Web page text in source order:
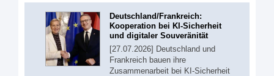
Deutschland/Frankreich:
Kooperation bei KI-Sicherheit
und digitaler Souveränität
[27.07.2026] Deutschland und
Frankreich bauen ihre
Zusammenarbeit bei KI-Sicherheit